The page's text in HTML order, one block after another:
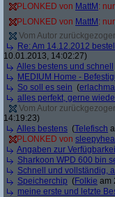
PLONKED von MattM :
PLONKED von MattM :
Vom Autor
Re: Am 14.12.2012
10.01.2013, 14:02:27)
Alles bestens und schnell
MEDIUM Home -
So soll es sein (erlachma
alles perfekt, gerne
Vom Autor
14:19:23)
Alles bestens (Telefisch
PLONKED von
Angaben zur
Sharkoon WPD 600 bin
Schnell und vollständig,
Speicherchip (Folkie am
meine erste und letzte